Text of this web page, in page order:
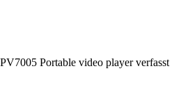
Portable video player verfasst